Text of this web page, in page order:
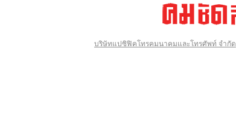
บริษัทแปซิฟิคโทรคมนาคมและโทรศัพท์ จำกัด